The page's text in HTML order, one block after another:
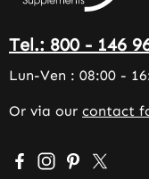
Tel.: 800 - 146
Lun-Ven : 08:00 -
Or via our contact
Visit us on
Check us out
GetFollow